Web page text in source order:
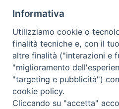
GRAZIE PER IL
Insieme per
Informativa
Utilizziamo cookie o
finalità tecniche e, con il
altre finalità ("interazioni e
"miglioramento
"targeting e pubblicità")
cookie policy.
Cliccando su "accetta"